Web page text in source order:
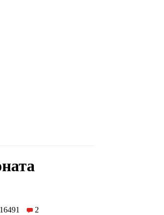
16491 2